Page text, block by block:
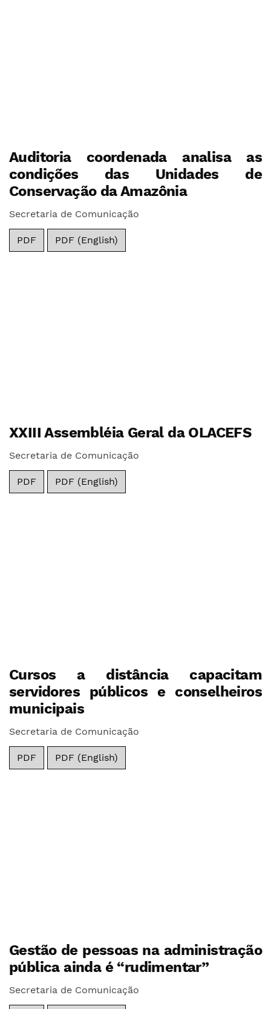
Auditoria coordenada analisa as
condições das Unidades de
Conservação da Amazônia
Secretaria de Comunicação
PDF PDF (English)
XXIII Assembléia Geral da OLACEFS
Secretaria de Comunicação
PDF PDF (English)
Cursos a distância capacitam
servidores públicos e conselheiros
municipais
Secretaria de Comunicação
PDF PDF (English)
Gestão de pessoas na administração
pública ainda é “rudimentar”
Secretaria de Comunicação